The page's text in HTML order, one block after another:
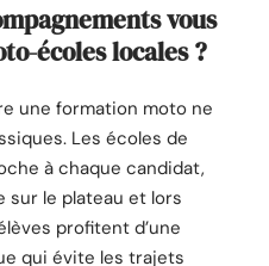
vous
écoles locales ?
une formation moto ne
Les écoles de
à chaque candidat,
le plateau et lors
profitent d’une
qui évite les trajets